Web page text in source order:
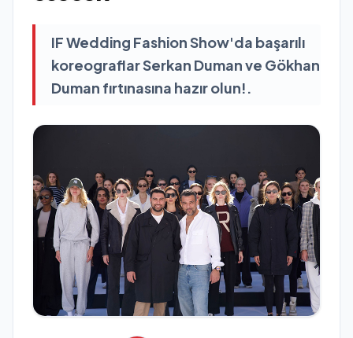
IF Wedding Fashion Show'da başarılı
koreograflar Serkan Duman ve Gökhan
Duman fırtınasına hazır olun!.